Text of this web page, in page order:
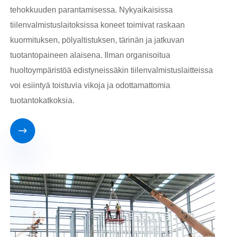
tehokkuuden parantamisessa. Nykyaikaisissa
tiilenvalmistuslaitoksissa koneet toimivat raskaan
kuormituksen, pölyaltistuksen, tärinän ja jatkuvan
tuotantopaineen alaisena. Ilman organisoitua
huoltoympäristöä edistyneissäkin tiilenvalmistuslaitteissa
voi esiintyä toistuvia vikoja ja odottamattomia
tuotantokatkoksia.
